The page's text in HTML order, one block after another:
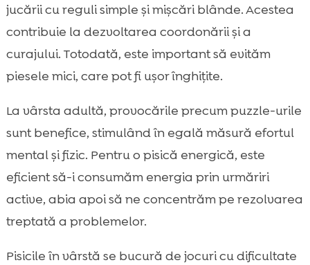
jucării cu reguli simple și mișcări blânde. Acestea
contribuie la dezvoltarea coordonării și a
curajului. Totodată, este important să evităm
piesele mici, care pot fi ușor înghițite.
La vârsta adultă, provocările precum puzzle-urile
sunt benefice, stimulând în egală măsură efortul
mental și fizic. Pentru o pisică energică, este
eficient să-i consumăm energia prin urmăriri
active, abia apoi să ne concentrăm pe rezolvarea
treptată a problemelor.
Pisicile în vârstă se bucură de jocuri cu dificultate